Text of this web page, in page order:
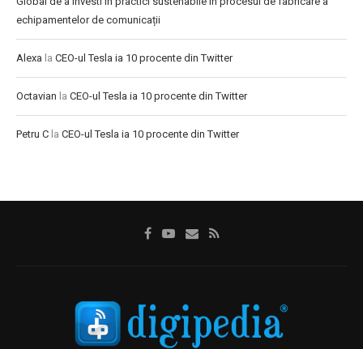
echipamentelor de comunicații
Alexa la CEO-ul Tesla ia 10 procente din Twitter
Octavian la CEO-ul Tesla ia 10 procente din Twitter
Petru C la CEO-ul Tesla ia 10 procente din Twitter